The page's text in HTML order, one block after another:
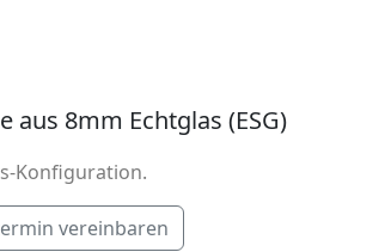
aus 8mm Echtglas (ESG)
Konfiguration.
vereinbaren